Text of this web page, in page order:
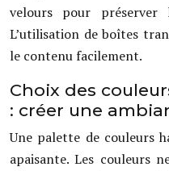
velours pour
L’utilisation de boîtes
le contenu facilement.
Choix des
: créer une
Une palette de couleurs
apaisante. Les couleurs